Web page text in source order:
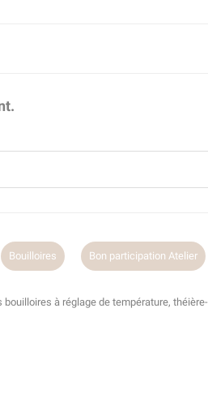
Bouilloires Bon participation Atelier
à réglage de température,